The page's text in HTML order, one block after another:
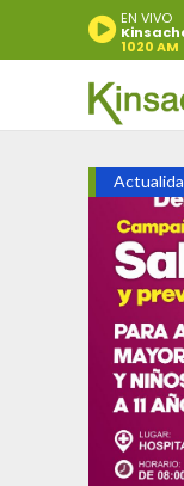
EN VIVO
1020 AM